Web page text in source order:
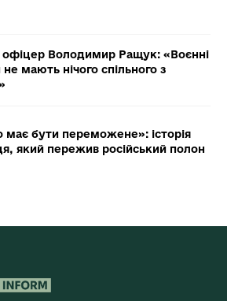
офіцер Володимир Ращук: «Воєнні
мають нічого спільного з
має бути переможене»: історія
який пережив російський полон